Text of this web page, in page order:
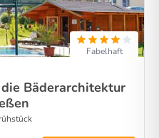
Fabelhaft
Bäderarchitektur